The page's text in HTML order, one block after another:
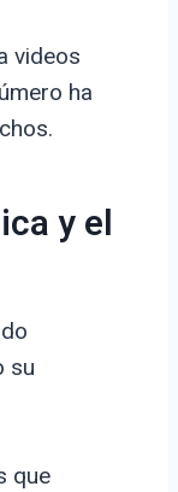
videos
ha
y el
su
que